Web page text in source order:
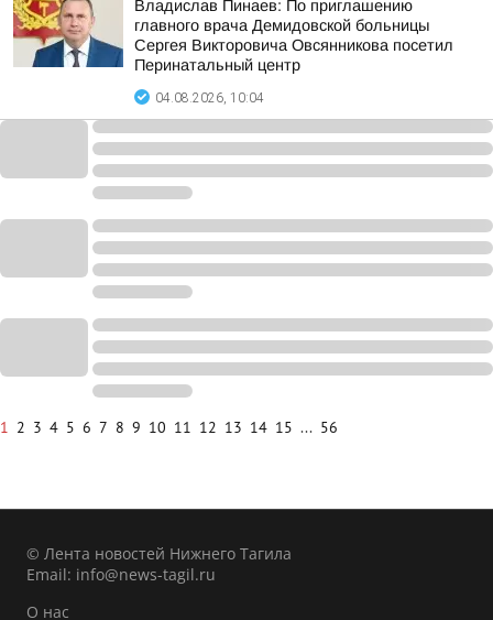
Владислав Пинаев: По приглашению
главного врача Демидовской больницы
Сергея Викторовича Овсянникова посетил
Перинатальный центр
04.08.2026, 10:04
1 2 3 4 5 6 7 8 9 10 11 12 13 14 15 ... 56
© Лента новостей Нижнего Тагила
Email: info@news-tagil.ru
О нас